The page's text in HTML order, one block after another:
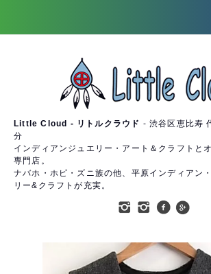
Little Cloud - リトルクラウド - 渋谷区恵比寿
分
インディアンジュエリー・アート＆クラフトと
専門店。
ナバホ・ホピ・ズニ族の他、平原インディアン
リー&クラフトが充実。